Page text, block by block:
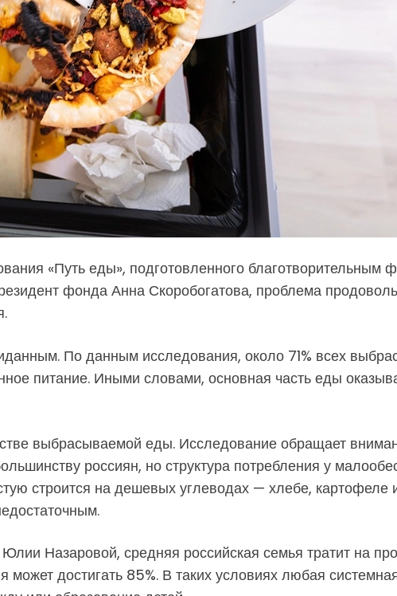
«Путь еды», подготовленного благотворительным
фонда Анна Скоробогатова, проблема
По данным исследования, около 71% всех
питание. Иными словами, основная часть еды
выбрасываемой еды. Исследование обращает
россиян, но структура потребления у
строится на дешевых углеводах — хлебе, картофеле
Назаровой, средняя российская семья тратит на
может достигать 85%. В таких условиях любая